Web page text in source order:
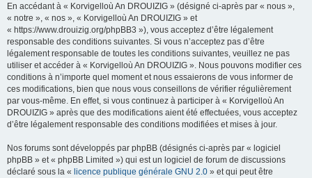
En accédant à « Korvigelloù An DROUIZIG » (désigné ci-après par « nous »,
« notre », « nos », « Korvigelloù An DROUIZIG » et
« https://www.drouizig.org/phpBB3 »), vous acceptez d’être légalement
responsable des conditions suivantes. Si vous n’acceptez pas d’être
légalement responsable de toutes les conditions suivantes, veuillez ne pas
utiliser et accéder à « Korvigelloù An DROUIZIG ». Nous pouvons modifier ces
conditions à n’importe quel moment et nous essaierons de vous informer de
ces modifications, bien que nous vous conseillons de vérifier régulièrement
par vous-même. En effet, si vous continuez à participer à « Korvigelloù An
DROUIZIG » après que des modifications aient été effectuées, vous acceptez
d’être légalement responsable des conditions modifiées et mises à jour.
Nos forums sont développés par phpBB (désignés ci-après par « logiciel
phpBB » et « phpBB Limited ») qui est un logiciel de forum de discussions
déclaré sous la « licence publique générale GNU 2.0 » et qui peut être